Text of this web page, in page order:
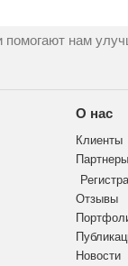
помогают нам
О нас
Клиенты
Партнеры
Отзывы
Новости